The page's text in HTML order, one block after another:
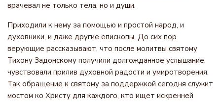
врачевал не только тела, но и души.
Приходили к нему за помощью и простой народ, и
духовники, и даже другие епископы. До сих пор
верующие рассказывают, что после молитвы святому
Тихону Задонскому получили долгожданное услышание,
чувствовали прилив духовной радости и умиротворения.
Так обращение к святому за поддержкой сегодня служит
мостом ко Христу для каждого, кто ищет искренней